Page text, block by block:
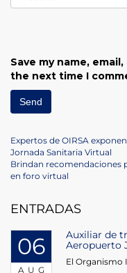
Save my name,
the next time I
Post
navigation
Previous
Post
Expertos de OIRSA
Jornada Sanitaria Virtual
Next
Post
Brindan recomendaciones
en foro virtual
ENTRADAS
06
AUG
Auxiliar de
Aeropuerto
El Organismo